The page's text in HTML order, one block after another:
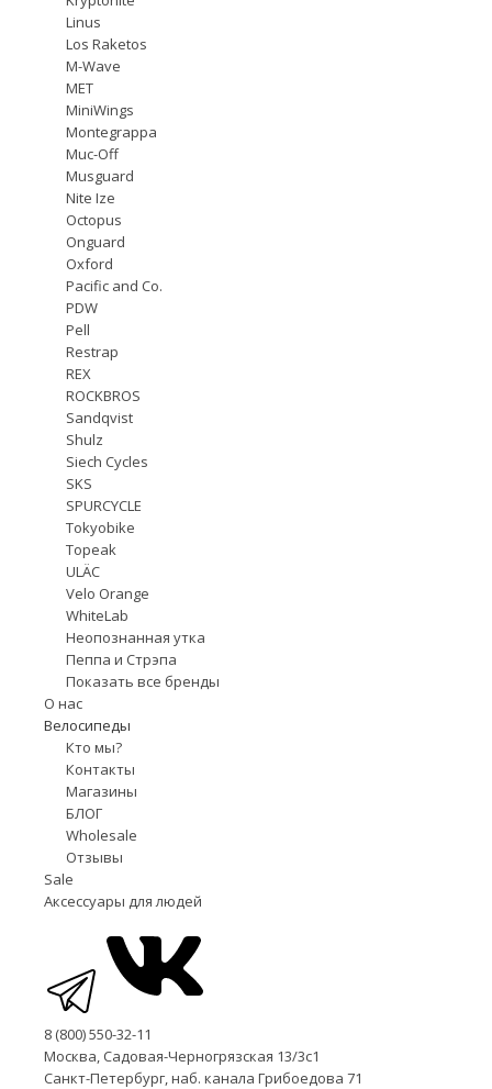
Linus
Los Raketos
M-Wave
MET
MiniWings
Montegrappa
Muc-Off
Musguard
Nite Ize
Octopus
Onguard
Oxford
Pacific and Co.
PDW
Pell
Restrap
REX
ROCKBROS
Sandqvist
Shulz
Siech Cycles
SKS
SPURCYCLE
Tokyobike
Topeak
ULÄC
Velo Orange
WhiteLab
Неопознанная утка
Пеппа и Стрэпа
Показать все бренды
О нас
Велосипеды
Кто мы?
Контакты
Магазины
БЛОГ
Wholesale
Отзывы
Sale
Аксессуары для людей
8 (800) 550-32-11
Москва, Садовая-Черногрязская 13/3с1
Санкт-Петербург, наб. канала Грибоедова 71